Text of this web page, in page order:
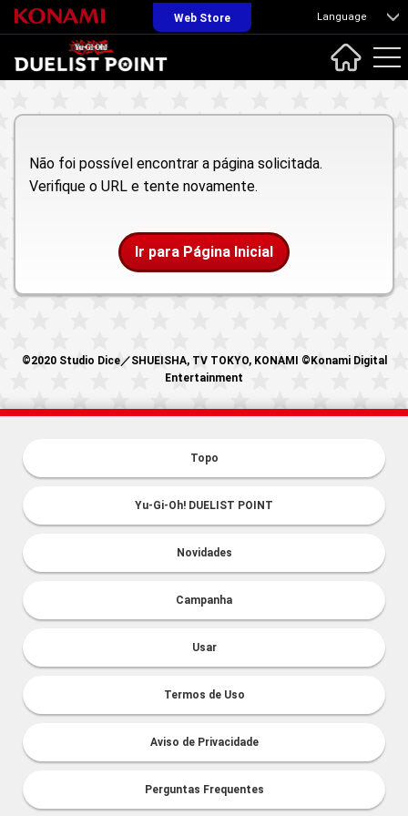
Web Store Language
Não foi possível encontrar a página solicitada.
Verifique o URL e tente novamente.
Ir para Página Inicial
©2020 Studio Dice／SHUEISHA, TV TOKYO, KONAMI ©Konami Digital
Entertainment
Topo
Yu-Gi-Oh! DUELIST POINT
Novidades
Campanha
Usar
Termos de Uso
Aviso de Privacidade
Perguntas Frequentes